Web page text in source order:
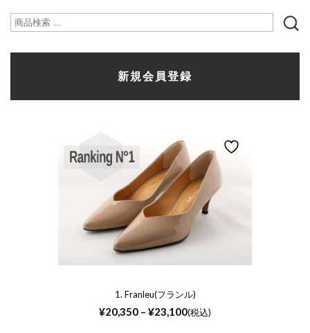
新規会員登録
1. Franleu(フランル)
¥20,350 – ¥23,100価
(税込)